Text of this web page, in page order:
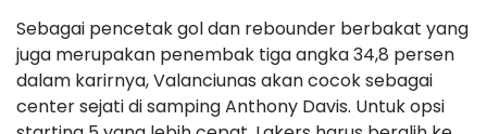
Sebagai pencetak gol dan rebounder berbakat yang
juga merupakan penembak tiga angka 34,8 persen
dalam karirnya, Valanciunas akan cocok sebagai
center sejati di samping Anthony Davis. Untuk opsi